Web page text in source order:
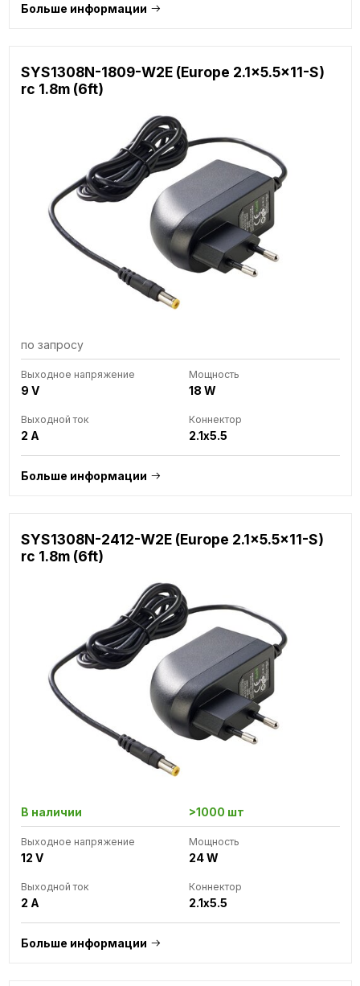
Больше информации
SYS1308N-1809-W2E (Europe 2.1x5.5x11-S)
rc 1.8m (6ft)
по запросу
Выходное напряжение
9 V
Мощность
18 W
Выходной ток
2 A
Коннектор
2.1x5.5
Больше информации
SYS1308N-2412-W2E (Europe 2.1x5.5x11-S)
rc 1.8m (6ft)
В наличии >1000 шт
Выходное напряжение
12 V
Мощность
24 W
Выходной ток
2 A
Коннектор
2.1x5.5
Больше информации